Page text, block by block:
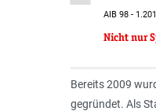
AIB 98 -
Nicht nur
Bereits 2009
gegründet. Als